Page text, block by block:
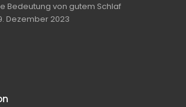
Bedeutung von gutem Schlaf
Dezember 2023